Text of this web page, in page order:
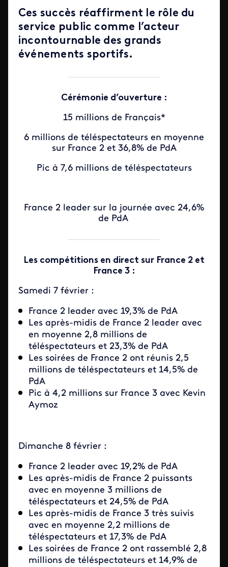
Ces succès réaffirment le rôle du
service public comme l’acteur
incontournable des grands
événements sportifs.
Cérémonie d’ouverture :
15 millions de Français*
6 millions de téléspectateurs en moyenne
sur France 2 et 36,8% de PdA
Pic à 7,6 millions de téléspectateurs
France 2 leader sur la journée avec 24,6%
de PdA
Les compétitions en direct sur France 2 et
France 3 :
Samedi 7 février :
France 2 leader avec 19,3% de PdA
Les après-midis de France 2 leader avec
en moyenne 2,8 millions de
téléspectateurs et 23,3% de PdA
Les soirées de France 2 ont réunis 2,5
millions de téléspectateurs et 14,5% de
PdA
Pic à 4,2 millions sur France 3 avec Kevin
Aymoz
Dimanche 8 février :
France 2 leader avec 19,2% de PdA
Les après-midis de France 2 puissants
avec en moyenne 3 millions de
téléspectateurs et 24,5% de PdA
Les après-midis de France 3 très suivis
avec en moyenne 2,2 millions de
téléspectateurs et 17,3% de PdA
Les soirées de France 2 ont rassemblé 2,8
millions de téléspectateurs et 14,9% de